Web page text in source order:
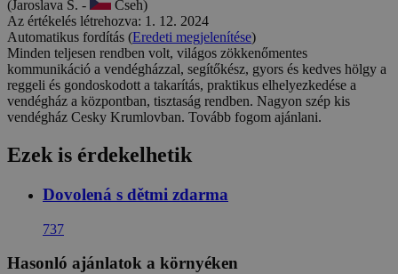
(Jaroslava S. -
Cseh)
Az értékelés létrehozva: 1. 12. 2024
Automatikus fordítás (Eredeti megjelenítése)
Minden teljesen rendben volt, világos zökkenőmentes
kommunikáció a vendégházzal, segítőkész, gyors és kedves hölgy a
reggeli és gondoskodott a takarítás, praktikus elhelyezkedése a
vendégház a központban, tisztaság rendben. Nagyon szép kis
vendégház Cesky Krumlovban. Tovább fogom ajánlani.
Ezek is érdekelhetik
Dovolená s dětmi zdarma
737
Hasonló ajánlatok a környéken